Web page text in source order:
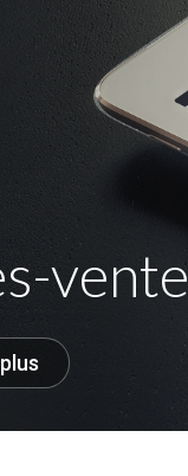
vente